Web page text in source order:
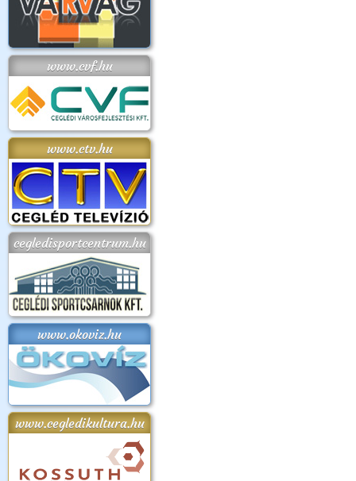
www.cvf.hu
www.ctv.hu
cegledisportcentrum.hu
www.okoviz.hu
www.cegledikultura.hu